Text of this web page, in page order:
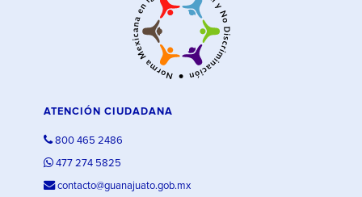
ATENCIÓN CIUDADANA
800 465 2486
477 274 5825
contacto@guanajuato.gob.mx